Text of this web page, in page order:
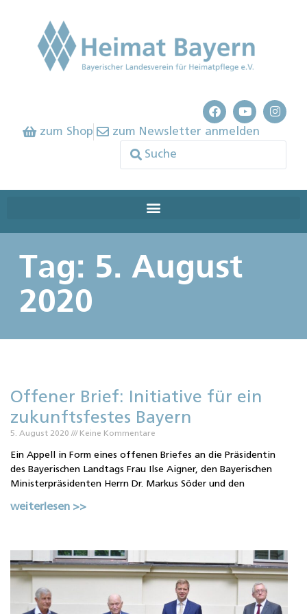
zum Shop zum Newsletter anmelden
Tag: 5. August
2020
Offener Brief: Initiative für ein
zukunftsfestes Bayern
5. August 2020 Keine Kommentare
Ein Appell in Form eines offenen Briefes an die Präsidentin
des Bayerischen Landtags Frau Ilse Aigner, den Bayerischen
Ministerpräsidenten Herrn Dr. Markus Söder und den
weiterlesen >>